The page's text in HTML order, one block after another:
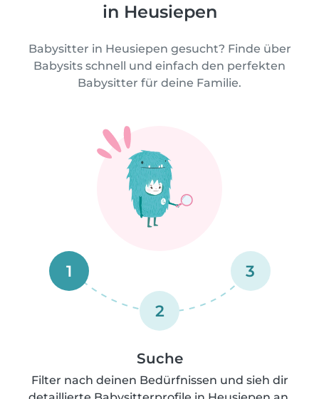
in Heusiepen
Babysitter in Heusiepen gesucht? Finde über
Babysits schnell und einfach den perfekten
Babysitter für deine Familie.
1
2
3
Suche
Filter nach deinen Bedürfnissen und sieh dir